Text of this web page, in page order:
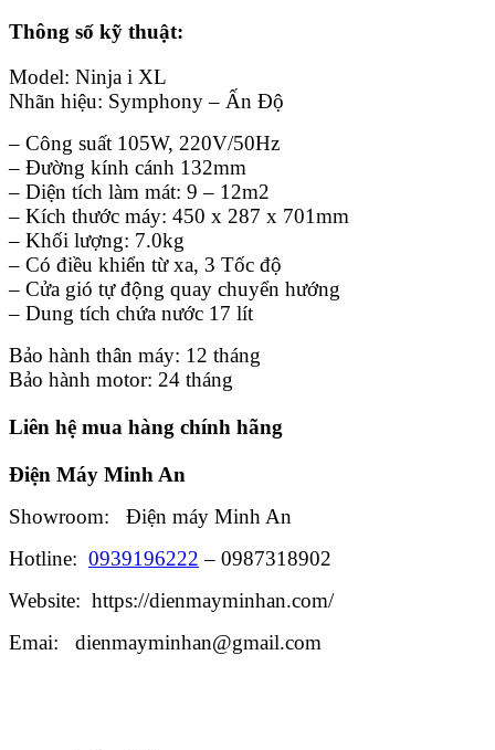
Thông số kỹ thuật:
Model: Ninja i XL
Nhãn hiệu: Symphony – Ấn Độ
– Công suất 105W, 220V/50Hz
– Đường kính cánh 132mm
– Diện tích làm mát: 9 – 12m2
– Kích thước máy: 450 x 287 x 701mm
– Khối lượng: 7.0kg
– Có điều khiển từ xa, 3 Tốc độ
– Cửa gió tự động quay chuyển hướng
– Dung tích chứa nước 17 lít
Bảo hành thân máy: 12 tháng
Bảo hành motor: 24 tháng
Liên hệ mua hàng chính hãng
Điện Máy Minh An
Showroom: Điện máy Minh An
Hotline: 0939196222 – 0987318902
Website: https://dienmayminhan.com/
Emai: dienmayminhan@gmail.com